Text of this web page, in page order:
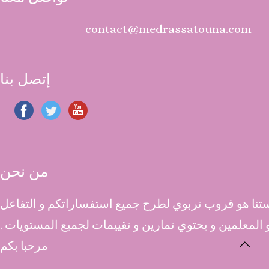
contact@medrassatouna.com
إتصل بنا
من نحن
هو قروب تربوي لطرح جميع استفساراتكم و التفاعل
و المعلمين و يحتوي تمارين و تقييمات لجميع المستويات .
مرحبا بكم